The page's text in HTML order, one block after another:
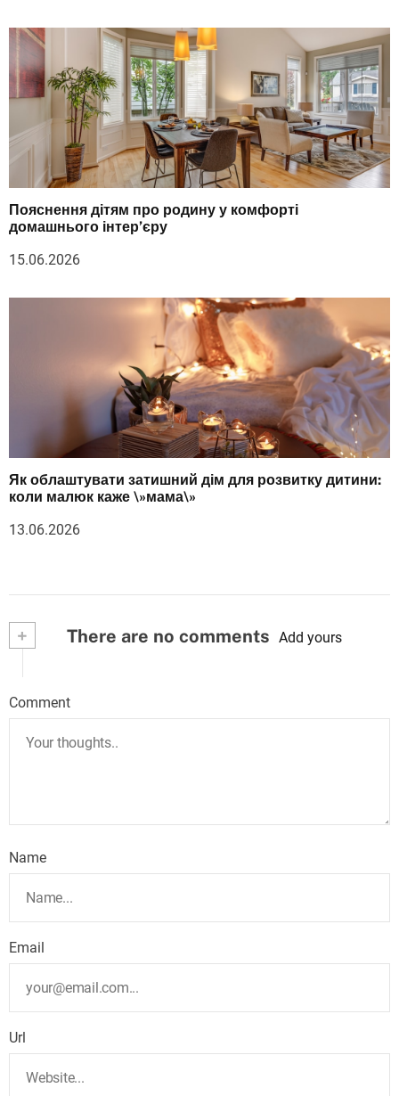
Пояснення дітям про родину у комфорті
домашнього інтер’єру
15.06.2026
Як облаштувати затишний дім для розвитку дитини:
коли малюк каже \»мама\»
13.06.2026
+ There are no comments Add yours
Comment
Name
Email
Url